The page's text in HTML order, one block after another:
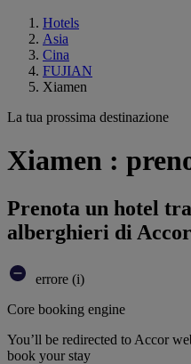
Hotels
Asia
Cina
FUJIAN
Xiamen
La tua prossima destinazione
Xiamen :
Prenota un hotel
alberghieri di Accor
errore (i)
Core booking engine
You’ll be redirected to Accor
book your stay